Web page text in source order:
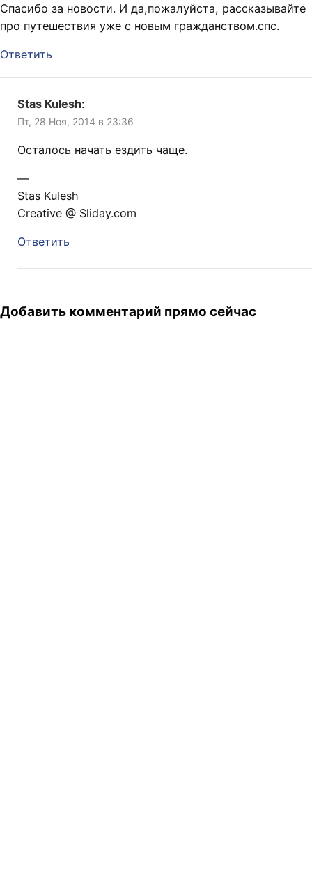
Спасибо за новости. И да,пожалуйста, рассказывайте
про путешествия уже с новым гражданством.спс.
Ответить
Stas Kulesh:
Пт, 28 Ноя, 2014 в 23:36
Осталось начать ездить чаще.
—
Stas Kulesh
Creative @ Sliday.com
Ответить
Добавить комментарий прямо сейчас